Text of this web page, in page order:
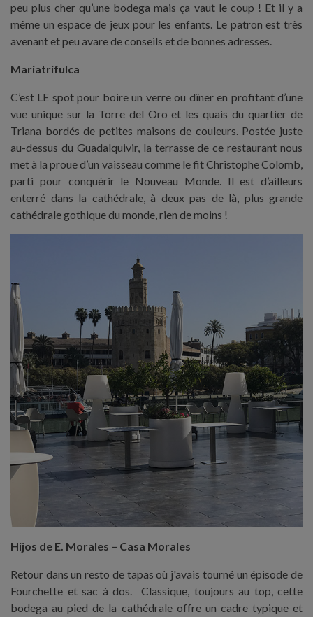
peu plus cher qu’une bodega mais ça vaut le coup ! Et il y a
même un espace de jeux pour les enfants. Le patron est très
avenant et peu avare de conseils et de bonnes adresses.
Mariatrifulca
C’est LE spot pour boire un verre ou dîner en profitant d’une
vue unique sur la Torre del Oro et les quais du quartier de
Triana bordés de petites maisons de couleurs. Postée juste
au-dessus du Guadalquivir, la terrasse de ce restaurant nous
met à la proue d’un vaisseau comme le fit Christophe Colomb,
parti pour conquérir le Nouveau Monde. Il est d’ailleurs
enterré dans la cathédrale, à deux pas de là, plus grande
cathédrale gothique du monde, rien de moins !
Hijos de E. Morales – Casa Morales
Retour dans un resto de tapas où j'avais tourné un épisode de
Fourchette et sac à dos. Classique, toujours au top, cette
bodega au pied de la cathédrale offre un cadre typique et